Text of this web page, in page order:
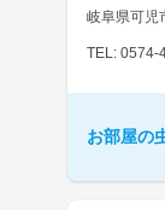
岐阜県可児
TEL: 0574-
お部屋の